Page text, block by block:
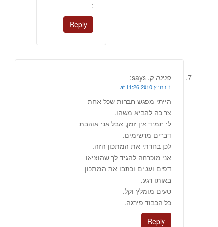
:
Reply
פנינה ק. says:
1 במרץ 2010 at 11:26
הייתי מפגש חברות שכל אחת
צריכה להביא משהו.
לי תמיד אין זמן, אבל אני אוהבת
דברים מרשימים.
לכן בחרתי את המתכון הזה.
אני מוכרחה להגיד לך שהוציאו
דפים ועטים וכתבו את המתכון
באותו רגע.
טעים מומלץ וקל.
כל הכבוד פירגה.
Reply